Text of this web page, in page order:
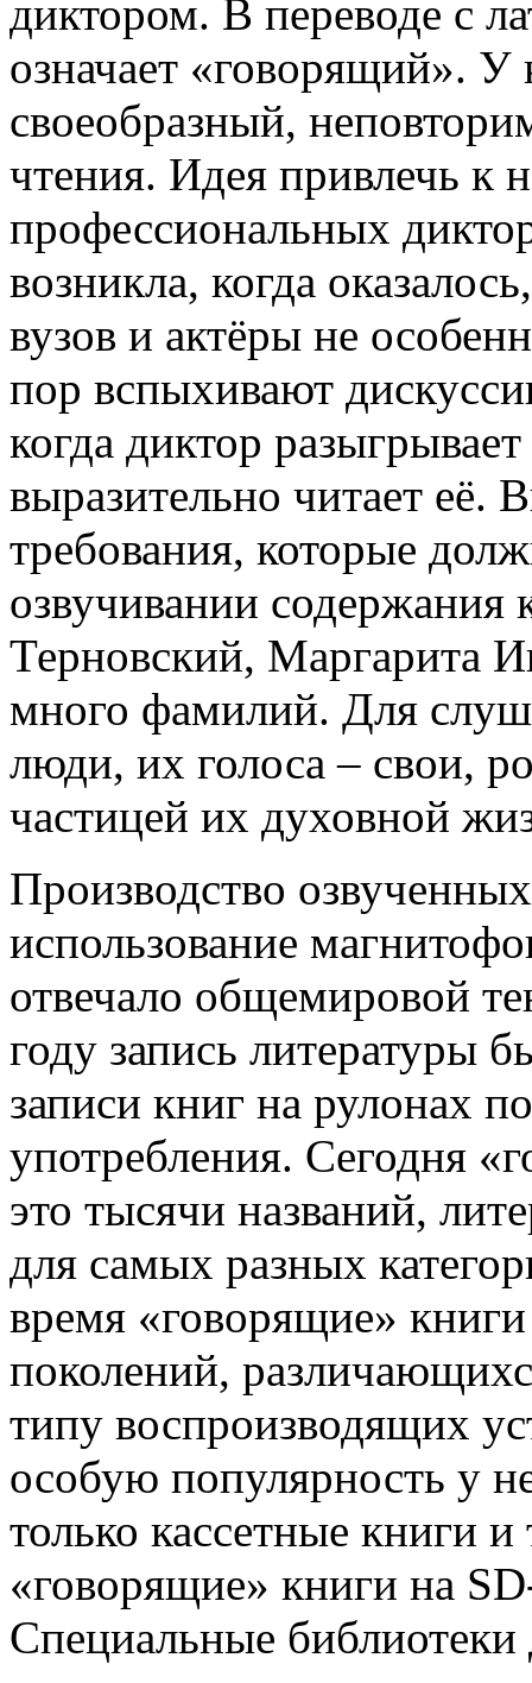
диктором. В переводе с
означает «говорящий». У
своеобразный,
чтения. Идея привлечь к
профессиональных
возникла, когда
вузов и актёры не
пор вспыхивают
когда диктор
выразительно читает
требования, которые
озвучивании содержания
Терновский, Маргарита
много фамилий. Для
люди, их голоса – свои,
частицей их духовной
Производство
использование
отвечало общемировой
году запись литературы
записи книг на рулонах
употребления. Сегодня
это тысячи названий,
для самых разных
время «говорящие»
поколений,
типу воспроизводящих
особую популярность у
только кассетные книги
«говорящие» книги на
Специальные